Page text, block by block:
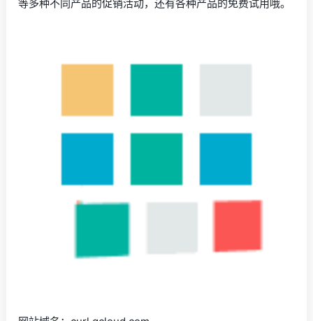
等多种不同产品的促销活动，还有各种产品的免费试用哦。